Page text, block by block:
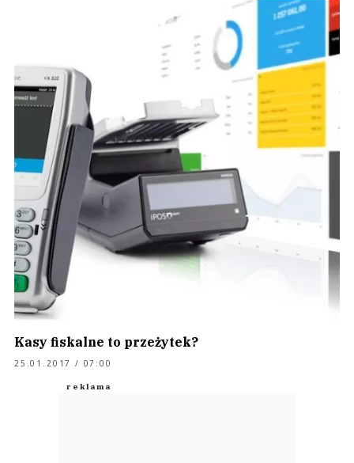
Kasy fiskalne to przeżytek?
25.01.2017 / 07:00